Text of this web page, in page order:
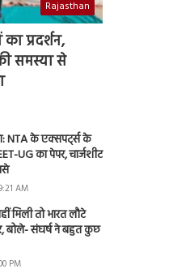
Rajasthan
प्रदर्शन,
समस्या से
NTA के एक्सपर्ट्स के
UG का पेपर, चार्जशीट
AM
मिली तो भारत लौटे
बोले- संघर्ष ने बहुत कुछ
PM